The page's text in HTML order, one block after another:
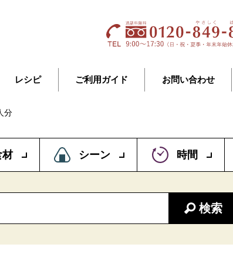
レシピ ご利用ガイド お問い合わせ
分
材 シーン 時間
検索